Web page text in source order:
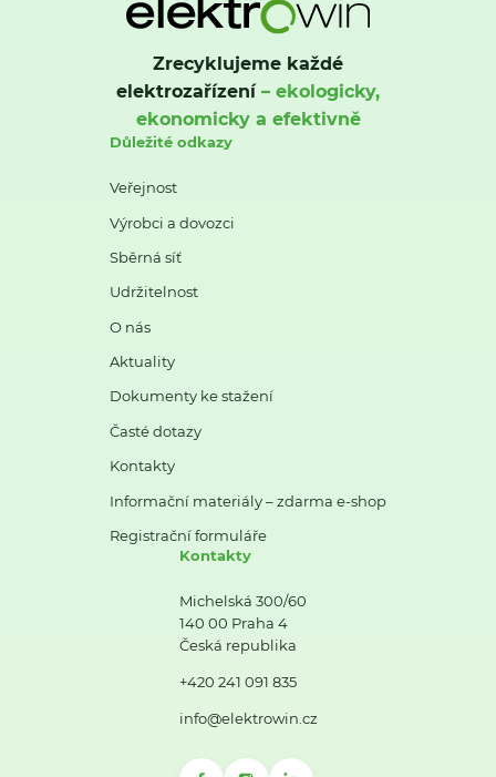
Zrecyklujeme každé
elektrozařízení– ekologicky,
ekonomicky a efektivně
Důležité odkazy
Veřejnost
Výrobci a dovozci
Sběrná síť
Udržitelnost
O nás
Aktuality
Dokumenty ke stažení
Časté dotazy
Kontakty
Informační materiály – zdarma e-shop
Registrační formuláře
Kontakty
Michelská 300/60
140 00 Praha 4
Česká republika
+420 241 091 835
info@elektrowin.cz